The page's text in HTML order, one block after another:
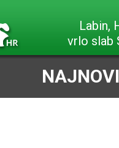
Labin,
vrlo slab